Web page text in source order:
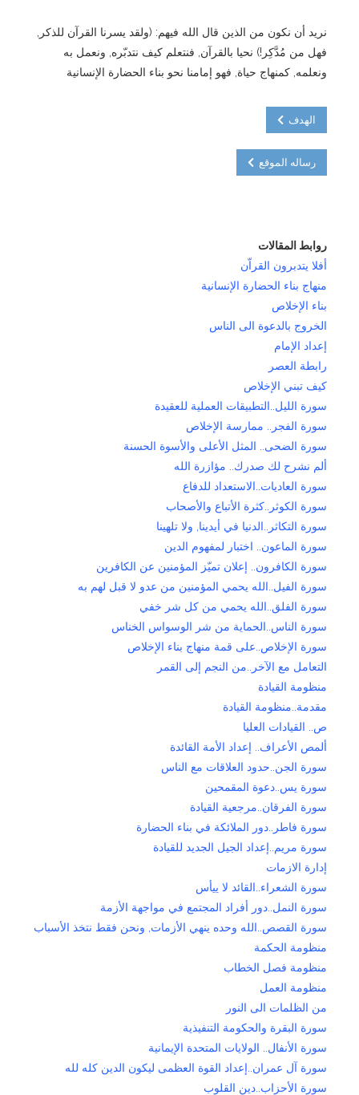
نريد أن نكون من الذين قال الله فيهم: (ولقد يسرنا القرآن للذكر,
فهل من مُدَّكِر!) نحيا بالقرآن, فنتعلم كيف نتدبّره, ونعمل به
ونعلمه, كمنهاج حياة, فهو إمامنا نحو بناء الحضارة الإنسانية
الهدف
رساله الموقع
روابط المقالات
أفلا يتدبرون القراّن
منهاج بناء الحضارة الإنسانية
بناء الإخلاص
الخروج بالدعوة الى الناس
إعداد الإمام
رابطة العصر
كيف تبني الإخلاص
سورة الليل..التطبيقات العملية للعقيدة
سورة الفجر.. ممارسة الإخلاص
سورة الضحى.. المثل الأعلى والأسوة الحسنة
ألم نشرح لك صدرك.. مؤازرة الله
سورة العاديات..الاستعداد للدفاع
سورة الكوثر..كثرة الأتباع والأصحاب
سورة التكاثر..الدنيا في أيدينا, ولا تلهينا
سورة الماعون.. اختبار لمفهوم الدين
سورة الكافرون.. إعلان تميّز المؤمنين عن الكافرين
سورة الفيل..الله يحمي المؤمنين من عدو لا قبل لهم به
سورة الفلق..الله يحمي من كل شر خفي
سورة الناس..الحماية من شر الوسواس الخناس
سورة الإخلاص..على قمة منهاج بناء الإخلاص
التعامل مع الآخر..من النجم إلى القمر
منظومة القيادة
مقدمة..منظومة القيادة
ص.. القيادات العليا
ألمص الأعراف.. إعداد الأمة القائدة
سورة الجن..حدود العلاقات مع الناس
سورة يس..دعوة المقمحين
سورة الفرقان..مرجعية القيادة
سورة فاطر..دور الملائكة في بناء الحضارة
سورة مريم..إعداد الجيل الجديد للقيادة
إدارة الازمات
سورة الشعراء..القائد لا ييأس
سورة النمل..دور أفراد المجتمع في مواجهة الأزمة
سورة القصص..الله وحده ينهي الأزمات, ونحن فقط نتخذ الأسباب
منظومة الحكمة
منظومة فصل الخطاب
منظومة العمل
من الظلمات الى النور
سورة البقرة والحكومة التنفيذية
سورة الأنفال.. الولايات المتحدة الإيمانية
سورة آل عمران..إعداد القوة العظمى ليكون الدين كله لله
سورة الأحزاب..دين القلوب